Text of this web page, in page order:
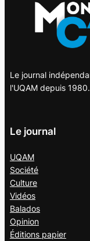
Le journal
l'UQAM depuis 1980.
Le journal
UQAM
Société
Culture
Vidéos
Balados
Opinion
Éditions papier